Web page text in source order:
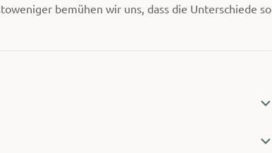
bemühen wir uns, dass die Unterschiede so